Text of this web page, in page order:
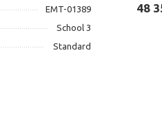
EMT-01389
School 3
Standard
48